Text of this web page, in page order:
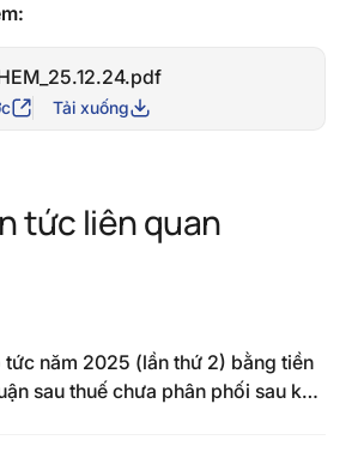
Tải xuống
tức liên quan
tức năm 2025 (lần thứ 2) bằng tiền
sau thuế chưa phân phối sau khi